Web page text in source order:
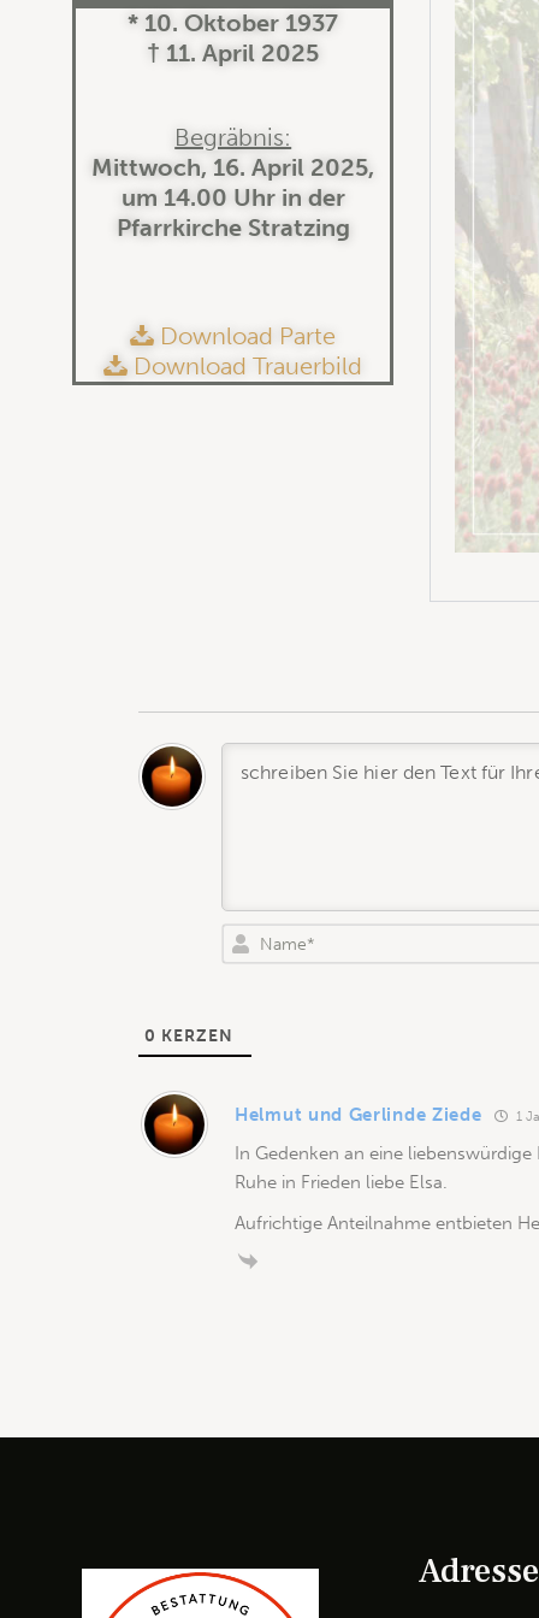
* 10. Oktober 1937
† 11. April 2025
Begräbnis:
Mittwoch, 16. April 2025,
um 14.00 Uhr in der
Pfarrkirche Stratzing
Download Parte
Download Trauerbild
0 KERZEN
Helmut und Gerlinde Ziede 1
In Gedenken an eine liebenswürdige
Ruhe in Frieden liebe Elsa.
Aufrichtige Anteilnahme entbieten
Adresse